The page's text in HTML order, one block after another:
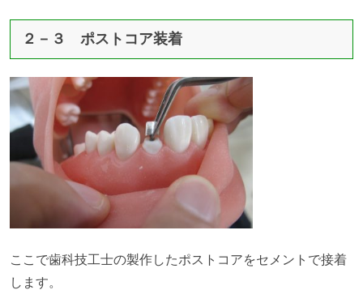
２－３ ポストコア装着
ここで歯科技工士の製作したポストコアをセメントで接着
します。